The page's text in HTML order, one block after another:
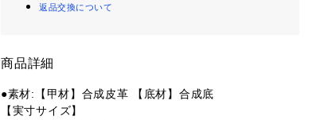
返品交換について
商品詳細
●素材:【甲材】合成皮革 【底材】合成底
【実寸サイズ】